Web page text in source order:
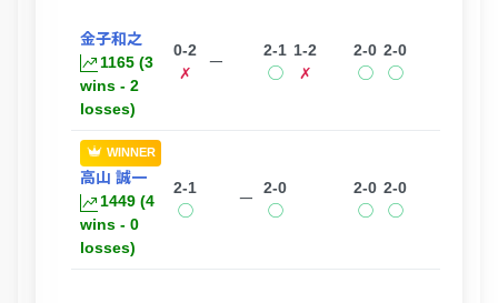
金子和之
1165 (3
wins - 2
losses)
0-2
✗
ー
2-1
◯
1-2
✗
2-0
◯
2-0
◯
WINNER
高山 誠一
1449 (4
wins - 0
losses)
2-1
◯
ー
2-0
◯
2-0
◯
2-0
◯